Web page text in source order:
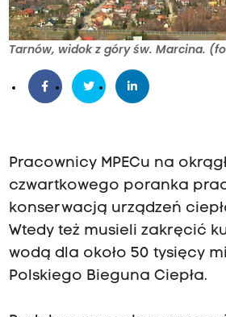
Tarnów, widok z góry św. Marcina.
Pracownicy MPECu na
czwartkowego poranka
konserwacją urządzeń
Wtedy też musieli zakręcić
wodą dla około 50 tysięcy
Polskiego Bieguna Ciepła.